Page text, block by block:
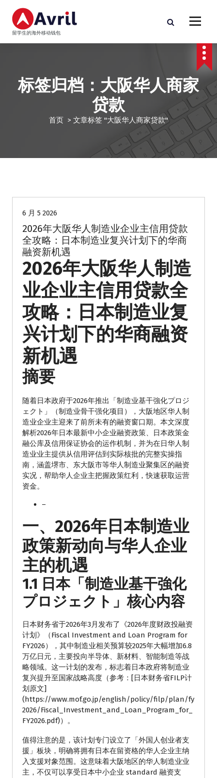
留学生的海外移动钱包
标签归档：大阪华人商家
贷款
首页 > 文章标签 "大阪华人商家贷款"
6 月 5 2026
2026年大阪华人制造业企业主信用贷款
全攻略：日本制造业复兴计划下的华商
融资新机遇
2026年大阪华人制造
业企业主信用贷款全
攻略：日本制造业复
兴计划下的华商融资
新机遇
摘要
随着日本政府于2026年推出「制造业基干強化プロジ
ェクト」（制造业骨干强化项目），大阪地区华人制
造业企业主迎来了前所未有的融资窗口期。本文深度
解析2026年日本最新中小企业融资政策、日本政策金
融公库及信用保证协会的运作机制，并为在日华人制
造业业主提供从信用评估到实际核批的完整实操指
南，涵盖堺市、东大阪市等华人制造业聚集区的融资
实况，帮助华人企业主把握政策红利，快速获取运营
资金。
–
一、2026年日本制造业
政策新动向与华人企业
主的机遇
1.1 日本「制造业基干強化
プロジェクト」核心内容
日本财务省于2026年3月发布了《2026年度财政投融资
计划》（Fiscal Investment and Loan Program for
FY2026），其中制造业相关预算较2025年大幅增加6.8
万亿日元，主要投向半导体、新材料、智能制造等战
略领域。这一计划的发布，标志着日本政府将制造业
复兴提升至国家战略高度（参考：[日本财务省FILP计
划原文]
(https://www.mof.go.jp/english/policy/filp/plan/fy
2026/Fiscal_Investment_and_Loan_Program_for_
FY2026.pdf)）。
值得注意的是，该计划专门设立了「外国人创业者支
援」板块，明确将拥有日本在留资格的华人企业主纳
入支援对象范围。这意味着大阪地区的华人制造业业
主，不仅可以享受日本中小企业 standard 融资支